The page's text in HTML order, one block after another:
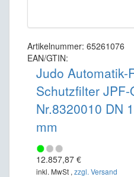
Artikelnummer: 65261076
EAN/GTIN:
Judo Automatik-
Schutzfilter JPF-
Nr.8320010 DN
mm
12.857,87 €
inkl. MwSt , zzgl. Versand